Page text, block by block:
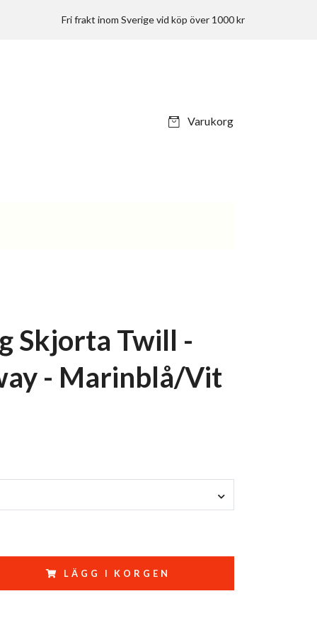
Fri frakt inom Sverige vid köp över 1000 kr
Varukorg
Skjorta Twill -
- Marinblå/Vit
LÄGG I KORGEN